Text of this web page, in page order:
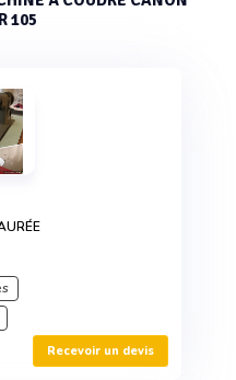
105
Recevoir un devis